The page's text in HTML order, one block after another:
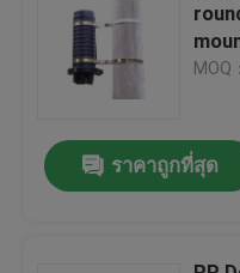
บ้าน
MOQ
ราคาถูกที่สุด